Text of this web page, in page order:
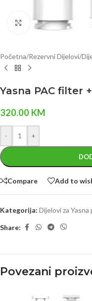
Click to enlarge
Početna/Rezervni Dijelovi/
Yasna PAC filter
320.00 KM
- +
Compare Add to
Kategorija: Dijelovi za
Share:
Povezani